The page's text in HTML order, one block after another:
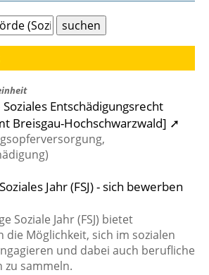
Entschädigungsrecht
Breisgau-Hochschwarzwald] ➚
Jahr (FSJ) - sich bewerben
Soziale Jahr (FSJ) bietet
die Möglichkeit, sich im sozialen
und dabei auch berufliche
zu sammeln.